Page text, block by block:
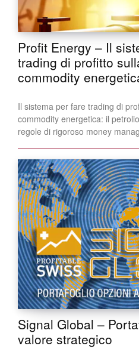
Profit Energy – Il
trading di profitto
commodity
Il sistema per fare trading di
commodity energetica: il
regole di rigoroso money
Signal Global –
valore strategico